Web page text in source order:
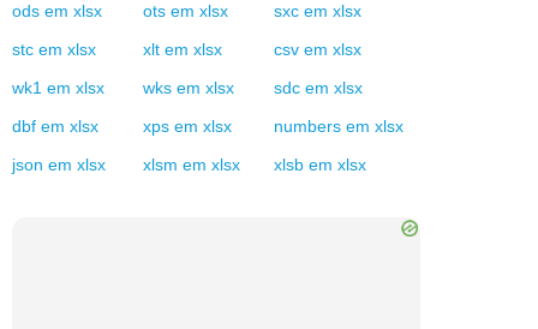
ods em xlsx ots em xlsx sxc em xlsx
stc em xlsx xlt em xlsx csv em xlsx
wk1 em xlsx wks em xlsx sdc em xlsx
dbf em xlsx xps em xlsx numbers em xlsx
json em xlsx xlsm em xlsx xlsb em xlsx